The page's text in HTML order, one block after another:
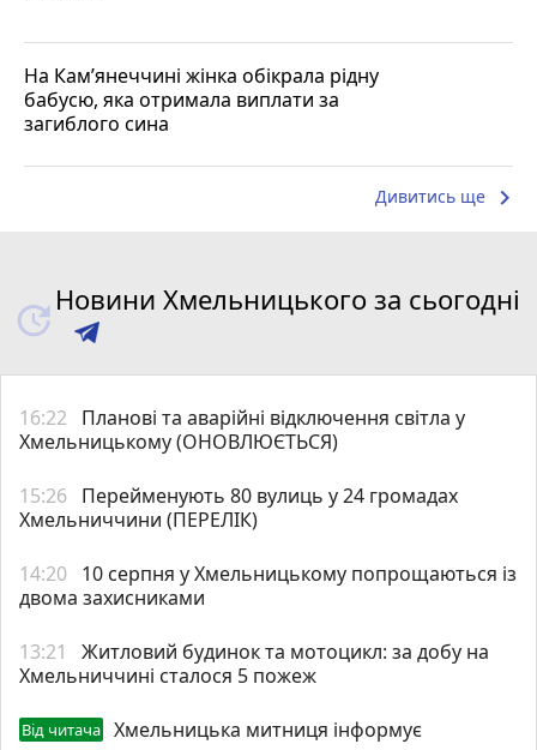
На Кам’янеччині жінка обікрала рідну
бабусю, яка отримала виплати за
загиблого сина
Дивитись ще keyboard_arrow_right
Новини Хмельницького за сьогодні
16:22
Планові та аварійні відключення світла у
Хмельницькому (ОНОВЛЮЄТЬСЯ)
15:26 Перейменують 80 вулиць у 24 громадах
Хмельниччини (ПЕРЕЛІК)
14:20 10 серпня у Хмельницькому попрощаються із
двома захисниками
13:21
Житловий будинок та мотоцикл: за добу на
Хмельниччині сталося 5 пожеж
Від читача Хмельницька митниця інформує